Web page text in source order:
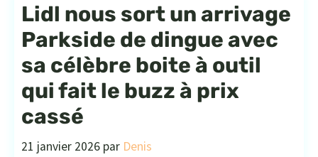
Lidl nous sort un arrivage
Parkside de dingue avec
sa célèbre boite à outil
qui fait le buzz à prix
cassé
21 janvier 2026 par Denis